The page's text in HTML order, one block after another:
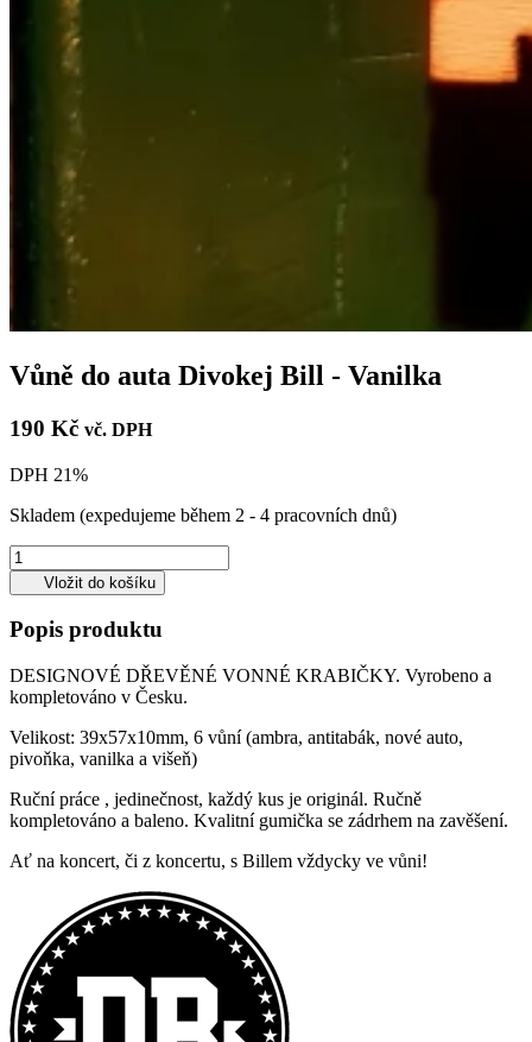
Vůně do auta Divokej Bill - Vanilka
190 Kč vč. DPH
DPH 21%
Skladem (expedujeme během 2 - 4 pracovních dnů)
Vložit do košíku
Popis produktu
DESIGNOVÉ DŘEVĚNÉ VONNÉ KRABIČKY. Vyrobeno a
kompletováno v Česku.
Velikost: 39x57x10mm, 6 vůní (ambra, antitabák, nové auto,
pivoňka, vanilka a višeň)
Ruční práce , jedinečnost, každý kus je originál. Ručně
kompletováno a baleno. Kvalitní gumička se zádrhem na zavěšení.
Ať na koncert, či z koncertu, s Billem vždycky ve vůni!